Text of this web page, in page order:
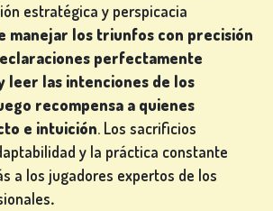
estratégica y perspicacia
manejar los triunfos con precisión
perfectamente
leer las intenciones de los
recompensa a quienes
e intuición. Los sacrificios
y la práctica constante
a los jugadores expertos de los
.